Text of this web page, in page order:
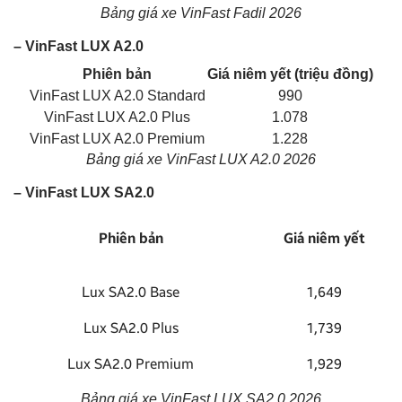
Bảng giá xe VinFast Fadil 2026
– VinFast LUX A2.0
Phiên bản
Giá niêm yết (triệu đồng)
VinFast LUX A2.0 Standard
990
VinFast LUX A2.0 Plus
1.078
VinFast LUX A2.0 Premium
1.228
Bảng giá xe VinFast LUX A2.0 2026
– VinFast LUX SA2.0
Phiên bản Giá niêm yết
Lux SA2.0 Base 1,649
Lux SA2.0 Plus 1,739
Lux SA2.0 Premium 1,929
Bảng giá xe VinFast LUX SA2.0 2026